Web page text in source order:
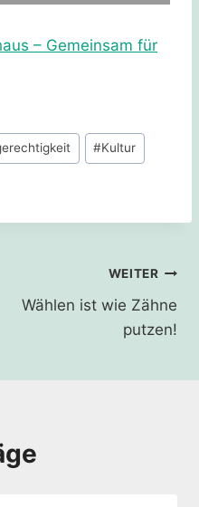
– Gemeinsam für
#Kultur
WEITER
Wählen ist wie Zähne
putzen!